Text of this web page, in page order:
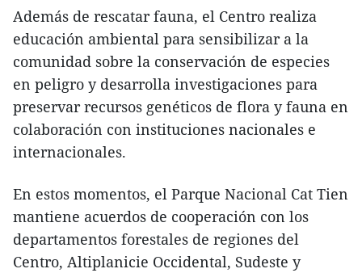
Además de rescatar fauna, el Centro realiza
educación ambiental para sensibilizar a la
comunidad sobre la conservación de especies
en peligro y desarrolla investigaciones para
preservar recursos genéticos de flora y fauna en
colaboración con instituciones nacionales e
internacionales.
En estos momentos, el Parque Nacional Cat Tien
mantiene acuerdos de cooperación con los
departamentos forestales de regiones del
Centro, Altiplanicie Occidental, Sudeste y